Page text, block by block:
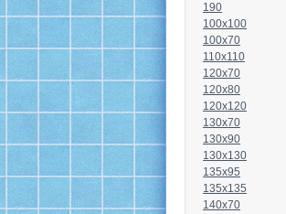
190
100x100
100x70
110x110
120x70
120x80
120x120
130x70
130x90
130x130
135x95
135x135
140x70